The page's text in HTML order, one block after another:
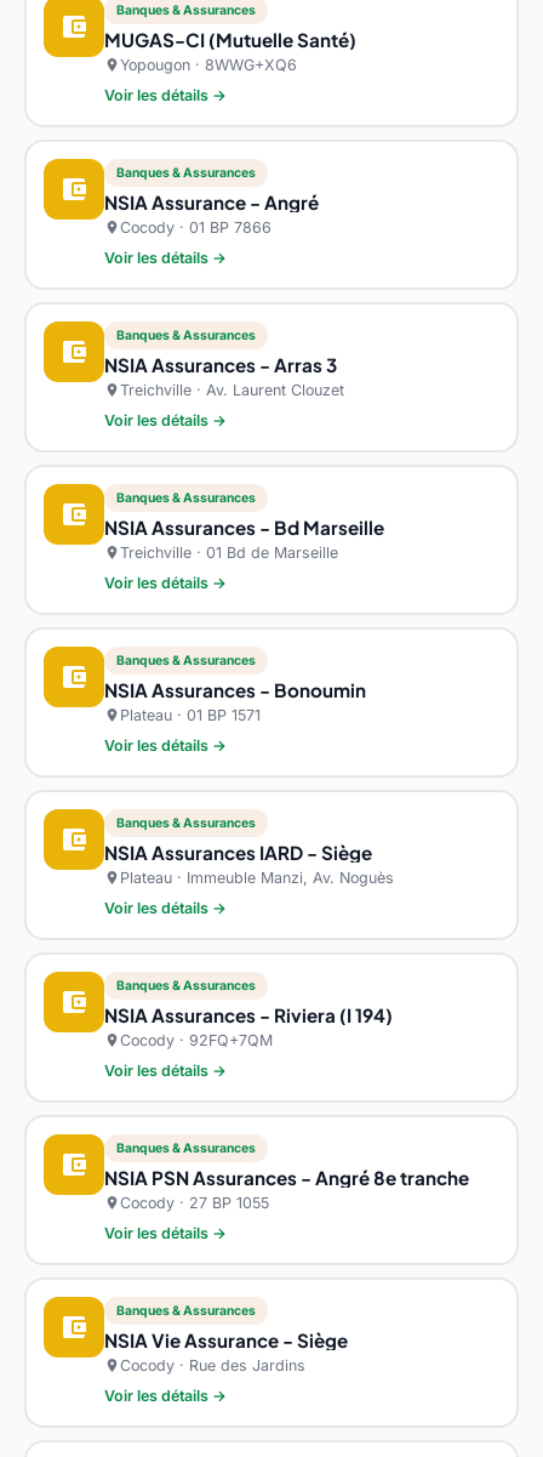
account_balance_wallet
Banques & Assurances
MUGAS-CI (Mutuelle Santé)
location_onYopougon · 8WWG+XQ6
Voir les détails →
account_balance_wallet
Banques & Assurances
NSIA Assurance - Angré
location_onCocody · 01 BP 7866
Voir les détails →
account_balance_wallet
Banques & Assurances
NSIA Assurances - Arras 3
location_onTreichville · Av. Laurent Clouzet
Voir les détails →
account_balance_wallet
Banques & Assurances
NSIA Assurances - Bd Marseille
location_onTreichville · 01 Bd de Marseille
Voir les détails →
account_balance_wallet
Banques & Assurances
NSIA Assurances - Bonoumin
location_on Plateau · 01 BP 1571
Voir les détails →
account_balance_wallet
Banques & Assurances
NSIA Assurances IARD - Siège
location_on Plateau · Immeuble Manzi, Av. Noguès
Voir les détails →
account_balance_wallet
Banques & Assurances
NSIA Assurances - Riviera (I 194)
location_onCocody · 92FQ+7QM
Voir les détails →
account_balance_wallet
Banques & Assurances
NSIA PSN Assurances - Angré 8e tranche
location_onCocody · 27 BP 1055
Voir les détails →
account_balance_wallet
Banques & Assurances
NSIA Vie Assurance - Siège
location_onCocody · Rue des Jardins
Voir les détails →